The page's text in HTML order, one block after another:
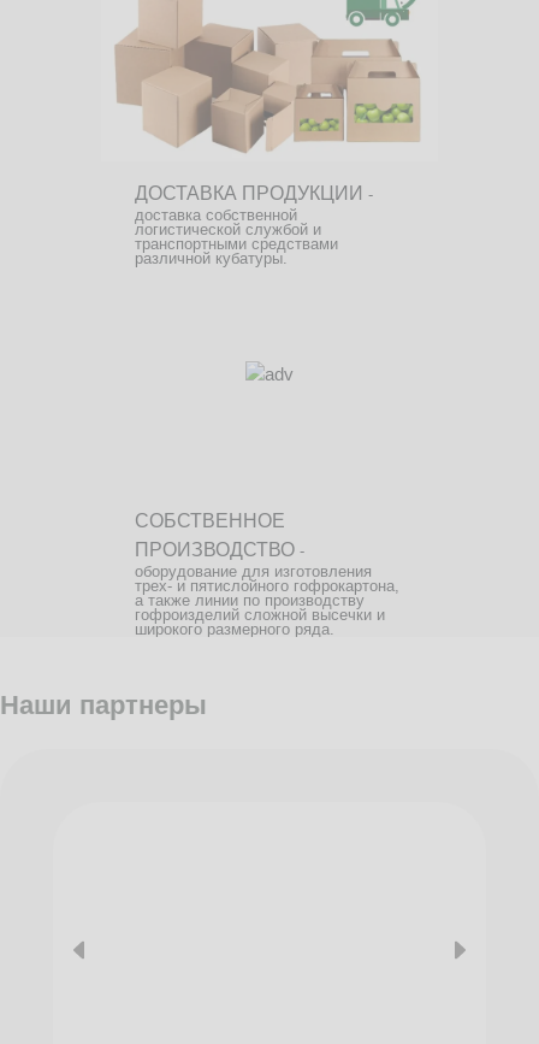
ДОСТАВКА ПРОДУКЦИИ -
доставка собственной
логистической службой и
транспортными средствами
различной кубатуры.
СОБСТВЕННОЕ
ПРОИЗВОДСТВО -
оборудование для изготовления
трех- и пятислойного гофрокартона,
а также линии по производству
гофроизделий сложной высечки и
широкого размерного ряда.
Наши партнеры